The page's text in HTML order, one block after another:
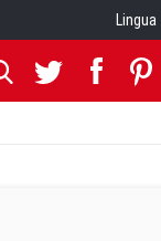
Lingua